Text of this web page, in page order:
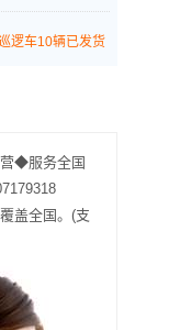
逻车10辆已发货
光车8辆已发货
光车3辆已发货
逻车4辆已发货
光车7辆已发货
◆服务全国
盖全国。(支